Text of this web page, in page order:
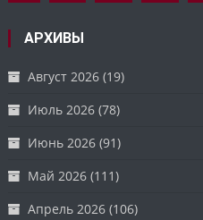
АРХИВЫ
Август 2026 (19)
Июль 2026 (78)
Июнь 2026 (91)
Май 2026 (111)
Апрель 2026 (106)